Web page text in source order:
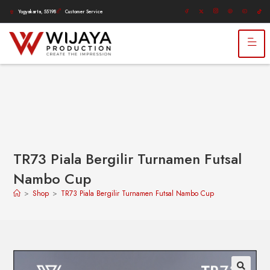
Yogyakarta, 55198 Customer Service
TR73 Piala Bergilir Turnamen Futsal
Nambo Cup
> Shop > TR73 Piala Bergilir Turnamen Futsal Nambo Cup